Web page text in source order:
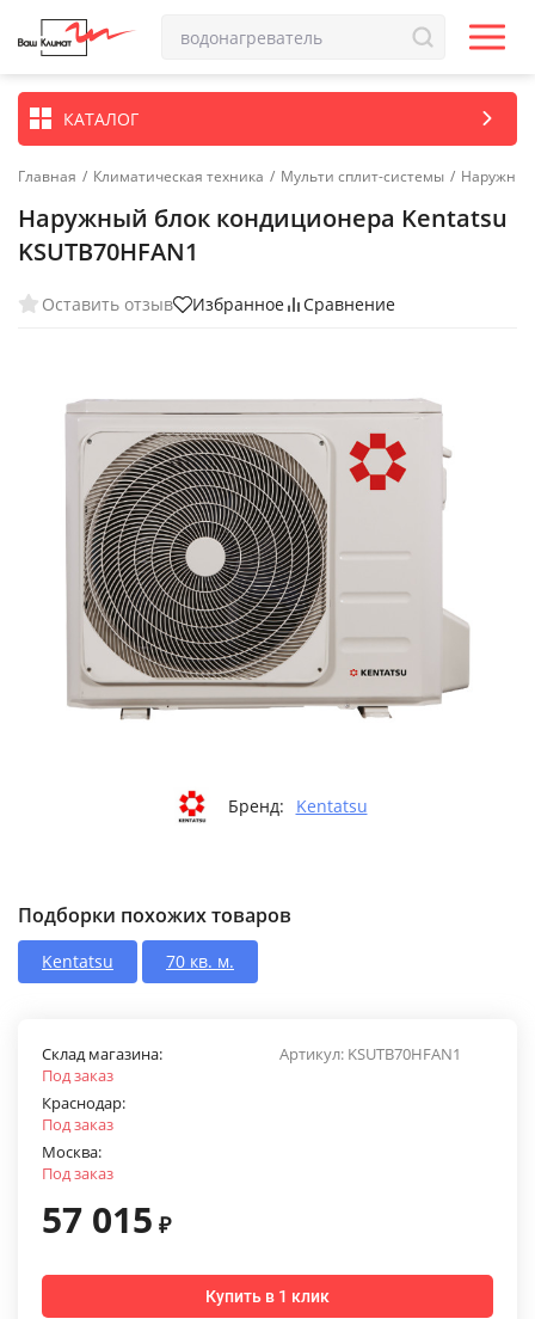
КАТАЛОГ
Главная / Климатическая техника / Мульти сплит-системы / Наружные
Наружный блок кондиционера Kentatsu
KSUTB70HFAN1
Оставить отзыв Избранное Сравнение
Бренд: Kentatsu
Подборки похожих товаров
Kentatsu 70 кв. м.
Артикул: KSUTB70HFAN1
Склад магазина:
Под заказ
Краснодар:
Под заказ
Москва:
Под заказ
57 015 ₽
Купить в 1 клик